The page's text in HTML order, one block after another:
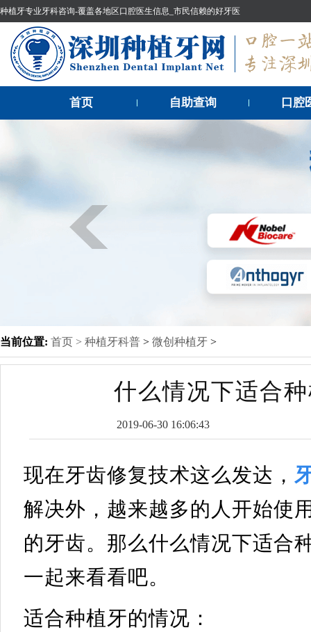
种植牙专业牙科咨询-覆盖各地区口腔医生信息_市民信赖的好牙医
首页 自助查询 口腔
当前位置: 首页 > 种植牙科普 > 微创种植牙 >
什么情况下适合
2019-06-30 16:06:43
现在牙齿修复技术这么发达，
解决外，越来越多的人开始使
的牙齿。那么什么情况下适合
一起来看看吧。
适合种植牙的情况：